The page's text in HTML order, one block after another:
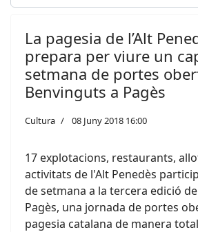
La pagesia de l’Alt
prepara per viure un
setmana de portes
Benvinguts a Pagès
Cultura 08 Juny 2018 16:00
17 explotacions, restaurants,
activitats de l'Alt Penedès
de setmana a la tercera edició
Pagès, una jornada de portes
pagesia catalana de manera